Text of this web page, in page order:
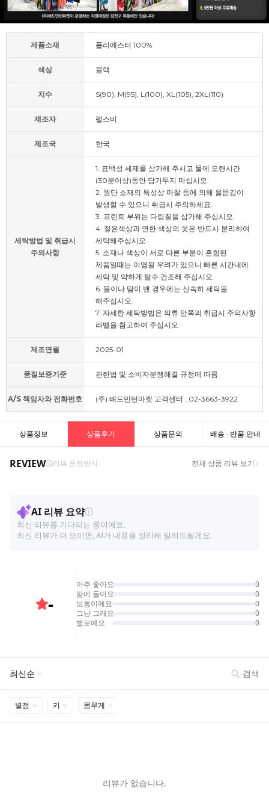
제품소재 폴리에스터 100%
색상 블랙
치수 S(90), M(95), L(100), XL(105), 2XL(110)
제조자 펄스비
제조국 한국
세탁방법 및 취급시
주의사항
1. 표백성 세제를 삼가해 주시고 물에 오랜시간
(30분이상)동안 담가두지 마십시오.
2. 원단 소재의 특성상 마찰 등에 의해 올뜯김이
발생할 수 있으니 취급시 주의하세요.
3. 프린트 부위는 다림질을 삼가해 주십시오.
4. 짙은색상과 연한 색상의 옷은 반드시 분리하여
세탁해주십시오.
5. 소재나 색상이 서로 다른 부분이 혼합된
제품일때는 이염될 우려가 있으니 빠른 시간내에
세탁 및 약하게 탈수 건조해 주십시오.
6. 물이나 땀이 밴 경우에는 신속히 세탁을
해주십시오.
7. 자세한 세탁방법은 의류 안쪽의 취급시 주의사항
라벨을 참고하여 주십시오.
제조연월 2025-01
품질보증기준 관련법 및 소비자분쟁해결 규정에 따름
A/S 책임자와 전화번호 (주) 배드민턴마켓 고객센터 : 02-3663-3922
상품정보 상품후기 상품문의 배송 · 반품 안내